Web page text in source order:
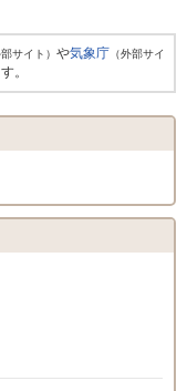
部サイト） や気象庁 （外部サイ
。